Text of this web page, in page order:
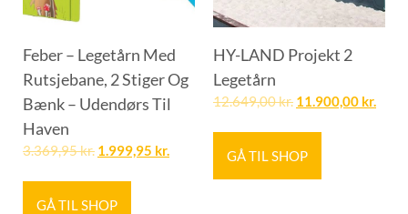
Feber – Legetårn Med
Rutsjebane, 2 Stiger Og
Bænk – Udendørs Til
Haven
3.369,95kr. 1.999,95 kr.
GÅ TIL SHOP
HY-LAND Projekt 2
Legetårn
12.649,00kr. 11.900,00 kr.
GÅ TIL SHOP